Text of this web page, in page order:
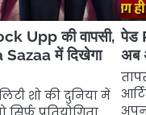
Upp की वापसी,
में दिखेगा
शो की दुनिया में
पेड
अब